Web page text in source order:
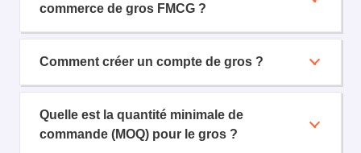
commerce de gros FMCG ?
Comment créer un compte de gros ?
Quelle est la quantité minimale de
commande (MOQ) pour le gros ?